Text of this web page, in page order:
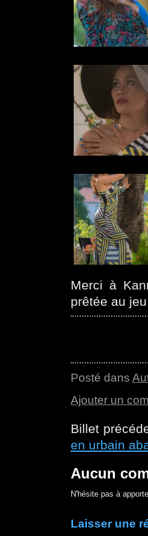
Merci à
prêtée au
Posté dans
Ajouter un
Billet
en urbain
Aucun
N'hésite pas à
Laisser une